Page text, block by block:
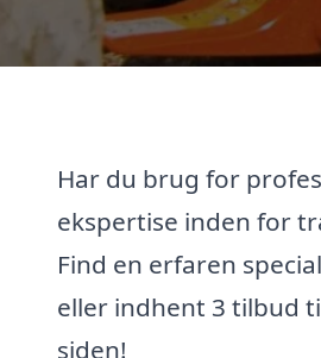
Har du brug for
ekspertise inden for
Find en erfaren
eller indhent 3 tilbud
siden!